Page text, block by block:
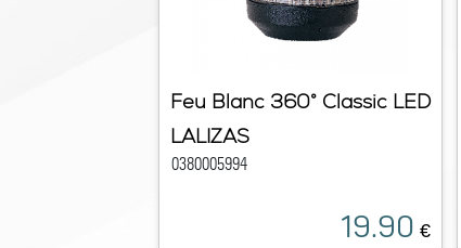
Feu Blanc 360° Classic LED
LALIZAS
0380005994
19.90 €